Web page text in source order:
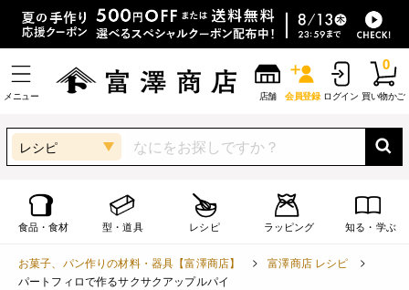
メニュー 店舗 会員登録 ログイン 買い物かご
0
レシピ
食品・食材 型・道具 レシピ ラッピング 知る・学ぶ
お菓子、パン作りの材料・器具【富澤商店】
富澤商店 レシピ
パートフィロで作るサクサクアップルパイ